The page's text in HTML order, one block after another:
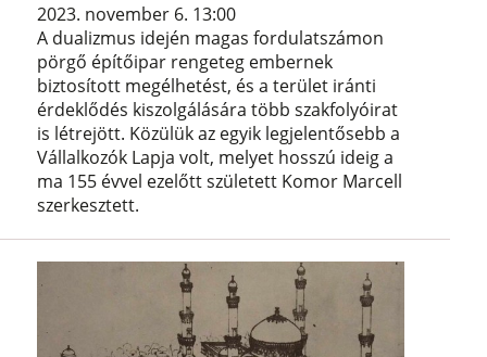
2023. november 6. 13:00
A dualizmus idején magas fordulatszámon
pörgő építőipar rengeteg embernek
biztosított megélhetést, és a terület iránti
érdeklődés kiszolgálására több szakfolyóirat
is létrejött. Közülük az egyik legjelentősebb a
Vállalkozók Lapja volt, melyet hosszú ideig a
ma 155 évvel ezelőtt született Komor Marcell
szerkesztett.